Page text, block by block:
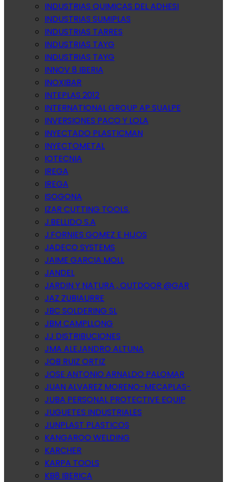
INDUSTRIAS QUIMICAS DEL ADHESI
INDUSTRIAS SUMIPLAS
INDUSTRIAS TARRES
INDUSTRIAS TAYG
INDUSTRIAS TAYG
INNOV 8 IBERIA
INOXIBAR
INTEPLAS 2012
INTERNATIONAL GROUP AP SUALPE
INVERSIONES PACO Y LOLA
INYECTADO PLASTICMAN
INYECTOMETAL
IOTECNIA
IREGA
IREGA
ISOGONA
IZAR CUTTING TOOLS.
J.BELLIDO S.A
J.FORNIES GOMEZ E HIJOS
JADECO SYSTEMS
JAIME GARCIA MOLL
JANDEL
JARDIN Y NATURA , OUTDOOR @GAR
JAZ ZUBIAURRE
JBC SOLDERING SL
JBM CAMPLLONG
JJ DISTRIBUCIONES
JMA ALEJANDRO ALTUNA
JOB RUIZ ORTIZ
JOSE ANTONIO ARNALDO PALOMAR
JUAN ALVAREZ MORENO-MECAPLAS-
JUBA PERSONAL PROTECTIVE EQUIP
JUGUETES INDUSTRIALES
JUNPLAST PLASTICOS
KANGAROO WELDING
KARCHER
KARPA TOOLS
KB8 IBERICA